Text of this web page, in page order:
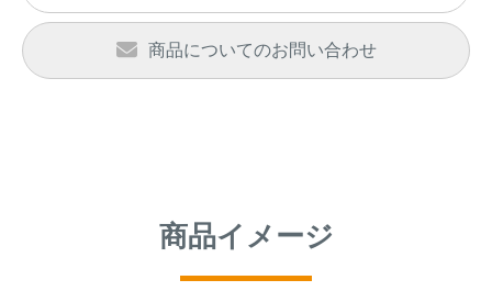
商品についてのお問い合わせ
商品イメージ